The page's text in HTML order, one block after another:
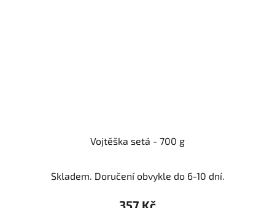
Vojtěška setá - 700 g
Skladem. Doručení obvykle do 6-10 dní.
357 Kč